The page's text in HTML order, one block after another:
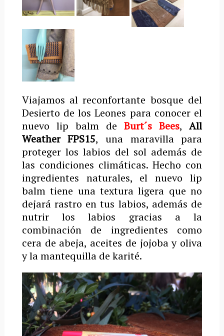
Viajamos al reconfortante bosque del
Desierto de los Leones para conocer el
nuevo lip balm deBurt´s Bees,All
Weather FPS15, una maravilla para
proteger los labios del sol además de
las condiciones climáticas. Hecho con
ingredientes naturales, el nuevo lip
balm tiene una textura ligera que no
dejará rastro en tus labios, además de
nutrir los labios gracias a la
combinación de ingredientes como
cera de abeja, aceites de jojoba y oliva
y la mantequilla de karité.